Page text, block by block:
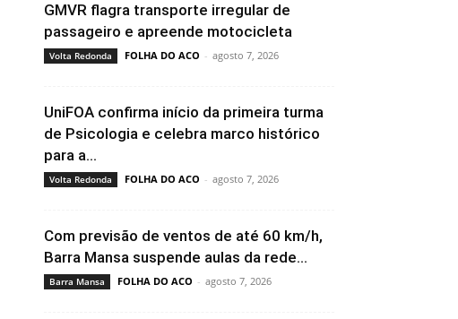
GMVR flagra transporte irregular de
passageiro e apreende motocicleta
Volta Redonda FOLHA DO ACO - agosto 7, 2026
UniFOA confirma início da primeira turma
de Psicologia e celebra marco histórico
para a...
Volta Redonda FOLHA DO ACO - agosto 7, 2026
Com previsão de ventos de até 60 km/h,
Barra Mansa suspende aulas da rede...
Barra Mansa FOLHA DO ACO - agosto 7, 2026